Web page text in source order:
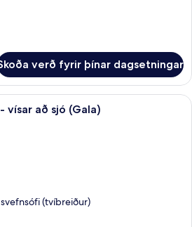
verð fyrir þínar dagsetningar
65-tommu LED-sjónvarp með
vísar að sjó (Gala)
(tvíbreiður)